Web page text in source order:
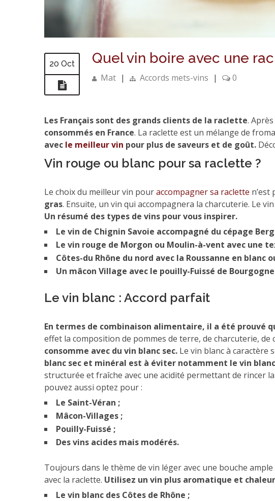
20 Oct Quel vin boire avec une
Mat | Accords mets-vins | 0
Les Français sont des grands clients de la raclette.
consommés en France. La raclette est un mélange de
avec le meilleur vin pour plus de saveurs et de goût.
Vin rouge ou blanc pour sa raclette ?
Le choix du meilleur vin pouraccompagner sa raclette n’est
gras. Ensuite, un vin qui accompagnera la charcuterie. Le
Un résumé des types de vins pour vous inspirer.
Le vin de Chignin Savoie accompagné du cépage
Le vin rouge de Morgon ou Moulin-à-vent avec une
Côtes-du Rhône du nord avec la Roussanne en blanc
Un mâcon Village avec le pouilly-Fuissé de
Le vin blanc : Accord parfait
En termes de combinaison alimentaire, il a été prouvé
effet la composition de pommes de terre, de charcuterie,
consomme avec du vin blanc sec. Le vin blanc à caractère
blanc sec et minéral est à éviter notamment le vin
structurée et fraîche avec une acidité permettant de rincer
pouvez aussi optez pour :
Le Saint-Véran ;
Mâcon-Villages ;
Pouilly-Fuissé ;
Des vins acides mais modérés.
Toujours dans le thème de vin léger avec une bouche
avec la raclette. Utilisez un vin plus aromatique et
Le vin blanc des Côtes de Rhône ;